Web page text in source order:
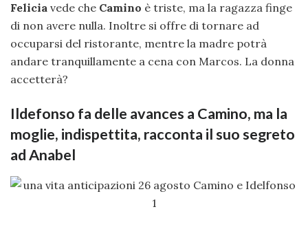
Felicia vede che Camino è triste, ma la ragazza finge
di non avere nulla. Inoltre si offre di tornare ad
occuparsi del ristorante, mentre la madre potrà
andare tranquillamente a cena con Marcos. La donna
accetterà?
Ildefonso fa delle avances a Camino, ma la
moglie, indispettita, racconta il suo segreto
ad Anabel